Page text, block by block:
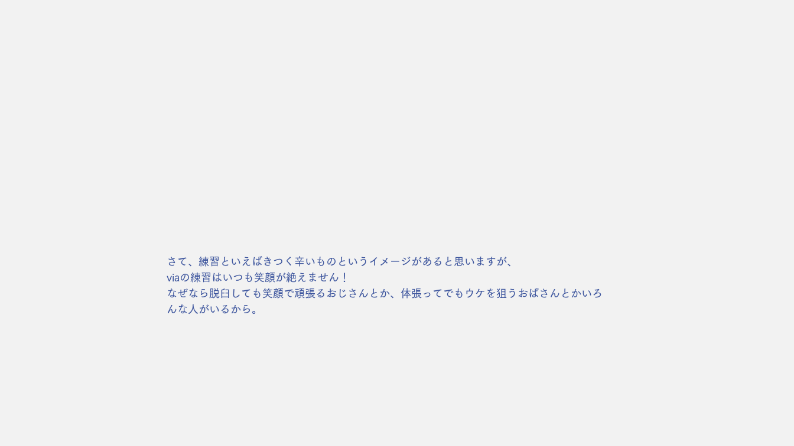
さて、練習といえばきつく辛いものというイメージがあると思いますが、
viaの練習はいつも笑顔が絶えません！
なぜなら脱臼しても笑顔で頑張るおじさんとか、体張ってでもウケを狙うおばさんとかいろ
んな人がいるから。